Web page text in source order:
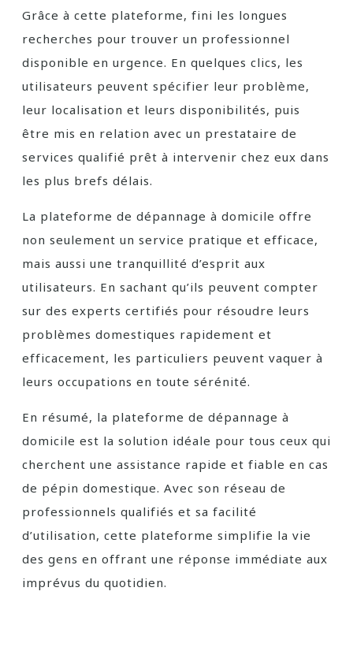
Grâce à cette plateforme, fini les longues
recherches pour trouver un professionnel
disponible en urgence. En quelques clics, les
utilisateurs peuvent spécifier leur problème,
leur localisation et leurs disponibilités, puis
être mis en relation avec un prestataire de
services qualifié prêt à intervenir chez eux dans
les plus brefs délais.
La plateforme de dépannage à domicile offre
non seulement un service pratique et efficace,
mais aussi une tranquillité d’esprit aux
utilisateurs. En sachant qu’ils peuvent compter
sur des experts certifiés pour résoudre leurs
problèmes domestiques rapidement et
efficacement, les particuliers peuvent vaquer à
leurs occupations en toute sérénité.
En résumé, la plateforme de dépannage à
domicile est la solution idéale pour tous ceux qui
cherchent une assistance rapide et fiable en cas
de pépin domestique. Avec son réseau de
professionnels qualifiés et sa facilité
d’utilisation, cette plateforme simplifie la vie
des gens en offrant une réponse immédiate aux
imprévus du quotidien.